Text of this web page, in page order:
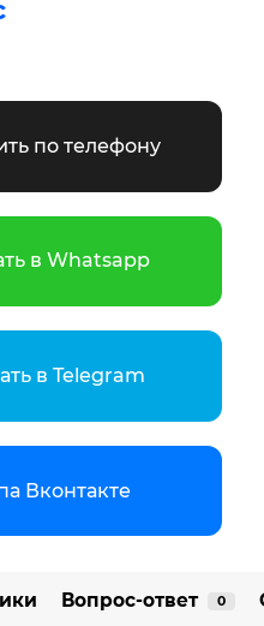
по телефону
в Whatsapp
в Telegram
Вконтакте
Вопрос-ответ 0